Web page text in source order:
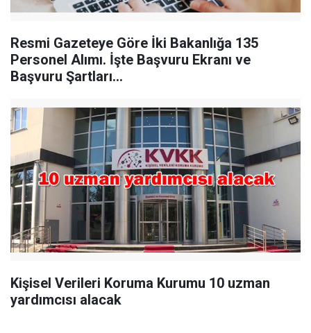
Resmi Gazeteye Göre İki Bakanlığa 135
Personel Alımı. İşte Başvuru Ekranı ve
Başvuru Şartları...
Kişisel Verileri Koruma Kurumu 10 uzman
yardımcısı alacak